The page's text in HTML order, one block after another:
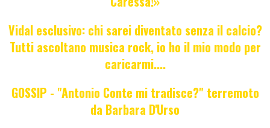
Vidal esclusivo: chi sarei diventato senza il calcio?
Tutti ascoltano musica rock, io ho il mio modo per
caricarmi....
GOSSIP - "Antonio Conte mi tradisce?" terremoto
da Barbara D'Urso